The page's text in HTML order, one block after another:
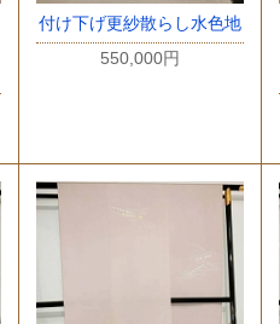
付け下げ更紗散らし水色地
550,000円